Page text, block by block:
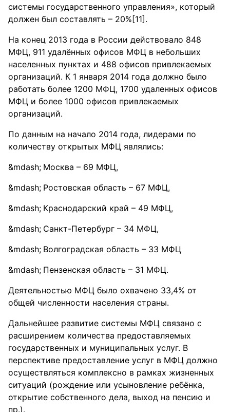
системы государственного управления», который
должен был составлять – 20%[11].
На конец 2013 года в России действовало 848
МФЦ, 911 удалённых офисов МФЦ в небольших
населенных пунктах и 488 офисов привлекаемых
организаций. К 1 января 2014 года должно было
работать более 1200 МФЦ, 1700 удаленных офисов
МФЦ и более 1000 офисов привлекаемых
организаций.
По данным на начало 2014 года, лидерами по
количеству открытых МФЦ являлись:
Москва – 69 МФЦ,
Ростовская область – 67 МФЦ,
Краснодарский край – 49 МФЦ,
Санкт-Петербург – 34 МФЦ,
Волгоградская область – 33 МФЦ
Пензенская область – 31 МФЦ.
Деятельностью МФЦ было охвачено 33,4% от
общей численности населения страны.
Дальнейшее развитие системы МФЦ связано с
расширением количества предоставляемых
государственных и муниципальных услуг. В
перспективе предоставление услуг в МФЦ должно
осуществляться комплексно в рамках жизненных
ситуаций (рождение или усыновление ребёнка,
открытие собственного дела, выход на пенсию и
пр.).